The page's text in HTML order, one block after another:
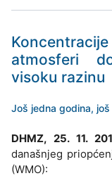
atmosferi
visoku razinu
Još jedna godina,
DHMZ, 25. 11.
današnjeg
(WMO):